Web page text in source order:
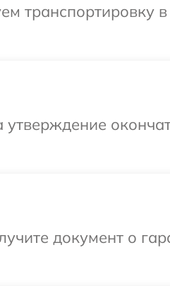
транспортировку
документ о